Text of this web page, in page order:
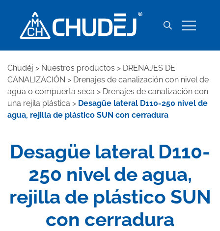
Chuděj > Nuestros productos > DRENAJES DE
CANALIZACIÓN > Drenajes de canalización con nivel de
agua o compuerta seca > Drenajes de canalización con
una rejila plástica > Desagüe lateral D110-250 nivel de
agua, rejilla de plástico SUN con cerradura
Desagüe lateral D110-
250 nivel de agua,
rejilla de plástico SUN
con cerradura